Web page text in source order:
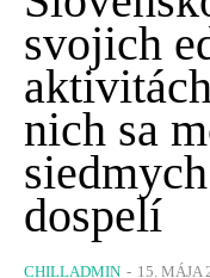
svojich
nich sa
dospelí
CHILLADMIN - 15. MÁJA